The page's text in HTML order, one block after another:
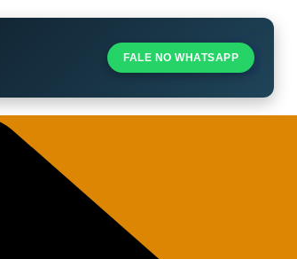
FALE NO WHATSAPP